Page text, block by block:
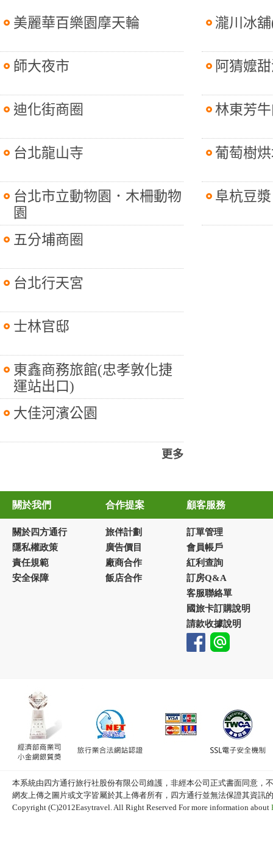
美麗華百樂園摩天輪
師大夜市
迪化街商圈
台北龍山寺
台北市立動物園．木柵動物
園
五分埔商圈
台北行天宮
士林官邸
東鑫商務旅館(忠孝敦化捷
運站出口)
大佳河濱公園
更多
瀧川冰
阿猜嬤
林東芳
葡萄樹
阜杭豆漿